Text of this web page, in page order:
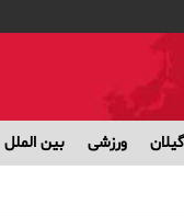
گیلان ورزشی بین الملل